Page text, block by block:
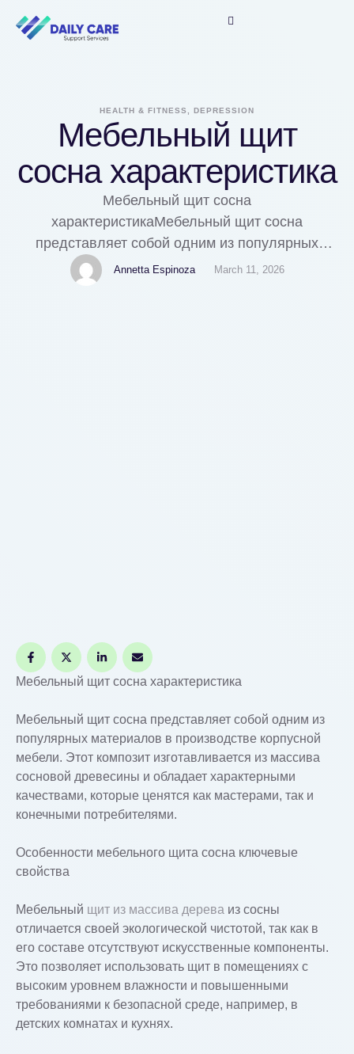
HEALTH & FITNESS, DEPRESSION
Мебельный щит
сосна характеристика
Мебельный щит сосна
характеристикаМебельный щит сосна
представляет собой одним из популярных
материалов в производстве корпусной мебели.
Этот композит изготавливается из массива
Annetta Espinoza March 11, 2026
Мебельный щит сосна характеристика
Мебельный щит сосна представляет собой одним из
популярных материалов в производстве корпусной
мебели. Этот композит изготавливается из массива
сосновой древесины и обладает характерными
качествами, которые ценятся как мастерами, так и
конечными потребителями.
Особенности мебельного щита сосна ключевые
свойства
Мебельный щит из массива дерева из сосны
отличается своей экологической чистотой, так как в
его составе отсутствуют искусственные компоненты.
Это позволяет использовать щит в помещениях с
высоким уровнем влажности и повышенными
требованиями к безопасной среде, например, в
детских комнатах и кухнях.